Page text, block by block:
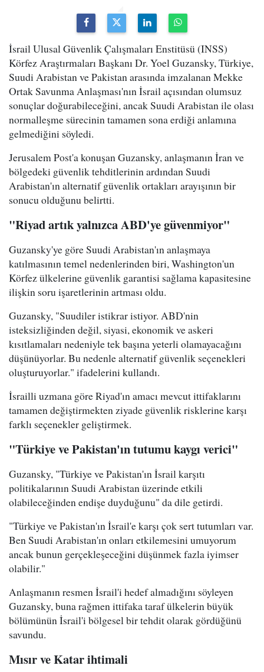
İsrail Ulusal Güvenlik Çalışmaları Enstitüsü (INSS)
Körfez Araştırmaları Başkanı Dr. Yoel Guzansky, Türkiye,
Suudi Arabistan ve Pakistan arasında imzalanan Mekke
Ortak Savunma Anlaşması'nın İsrail açısından olumsuz
sonuçlar doğurabileceğini, ancak Suudi Arabistan ile olası
normalleşme sürecinin tamamen sona erdiği anlamına
gelmediğini söyledi.
Jerusalem Post'a konuşan Guzansky, anlaşmanın İran ve
bölgedeki güvenlik tehditlerinin ardından Suudi
Arabistan'ın alternatif güvenlik ortakları arayışının bir
sonucu olduğunu belirtti.
"Riyad artık yalnızca ABD'ye güvenmiyor"
Guzansky'ye göre Suudi Arabistan'ın anlaşmaya
katılmasının temel nedenlerinden biri, Washington'un
Körfez ülkelerine güvenlik garantisi sağlama kapasitesine
ilişkin soru işaretlerinin artması oldu.
Guzansky, "Suudiler istikrar istiyor. ABD'nin
isteksizliğinden değil, siyasi, ekonomik ve askeri
kısıtlamaları nedeniyle tek başına yeterli olamayacağını
düşünüyorlar. Bu nedenle alternatif güvenlik seçenekleri
oluşturuyorlar." ifadelerini kullandı.
İsrailli uzmana göre Riyad'ın amacı mevcut ittifaklarını
tamamen değiştirmekten ziyade güvenlik risklerine karşı
farklı seçenekler geliştirmek.
"Türkiye ve Pakistan'ın tutumu kaygı verici"
Guzansky, "Türkiye ve Pakistan'ın İsrail karşıtı
politikalarının Suudi Arabistan üzerinde etkili
olabileceğinden endişe duyduğunu" da dile getirdi.
"Türkiye ve Pakistan'ın İsrail'e karşı çok sert tutumları var.
Ben Suudi Arabistan'ın onları etkilemesini umuyorum
ancak bunun gerçekleşeceğini düşünmek fazla iyimser
olabilir."
Anlaşmanın resmen İsrail'i hedef almadığını söyleyen
Guzansky, buna rağmen ittifaka taraf ülkelerin büyük
bölümünün İsrail'i bölgesel bir tehdit olarak gördüğünü
savundu.
Mısır ve Katar ihtimali